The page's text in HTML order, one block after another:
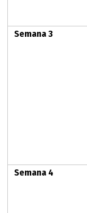
Semana 3
Semana 4